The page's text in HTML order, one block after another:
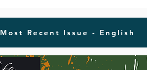
Most Recent Issue - English